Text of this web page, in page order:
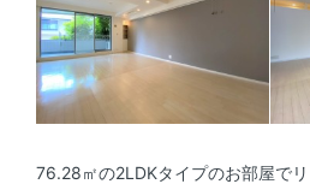
76.28㎡の2LDKタイプのお部屋で